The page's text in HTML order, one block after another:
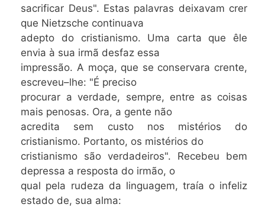
sacrificar Deus". Estas palavras deixavam crer
que Nietzsche continuava
adepto do cristianismo. Uma carta que êle
envia à sua irmã desfaz essa
impressão. A moça, que se conservara crente,
escreveu–lhe: "É preciso
procurar a verdade, sempre, entre as coisas
mais penosas. Ora, a gente não
acredita sem custo nos mistérios do
cristianismo. Portanto, os mistérios do
cristianismo são verdadeiros". Recebeu bem
depressa a resposta do irmão, o
qual pela rudeza da linguagem, traía o infeliz
estado de, sua alma: